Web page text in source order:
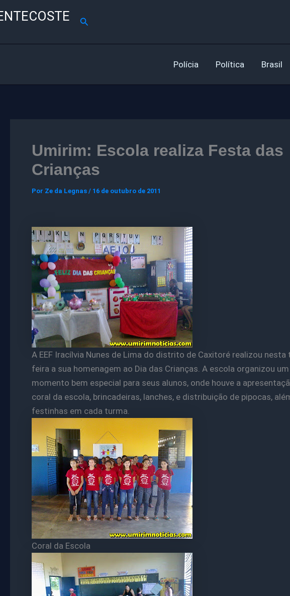
Pesquisar
Polícia Política Brasil
Umirim: Escola realiza Festa das
Crianças
Por Ze da Legnas / 16 de outubro de 2011
A EEF Iracílvia Nunes de Lima do distrito de Caxitoré realizou nesta
feira a sua homenagem ao Dia das Crianças. A escola organizou um
momento bem especial para seus alunos, onde houve a
coral da escola, brincadeiras, lanches, e distribuição de pipocas,
festinhas em cada turma.
Coral da Escola